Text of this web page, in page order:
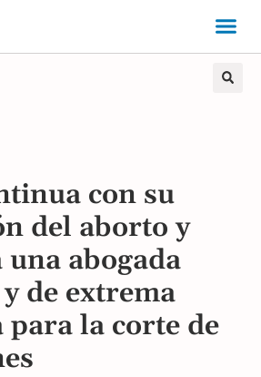
con su
del aborto y
abogada
de extrema
la corte de